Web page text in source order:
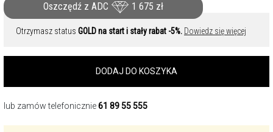
Oszczędź z ADC 1 675 zł
Otrzymasz status GOLD na start i stały rabat -5%. Dowiedz się więcej
DODAJ DO KOSZYKA
lub zamów telefonicznie61 89 55 555